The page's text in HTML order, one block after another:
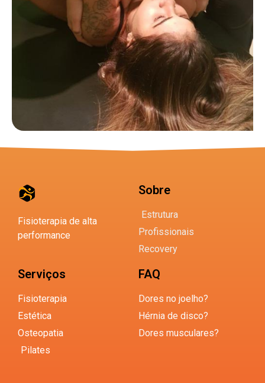
Fisioterapia de alta
performance
Sobre
Estrutura
Profissionais
Recovery
Serviços
Fisioterapia
Estética
Osteopatia
Pilates
FAQ
Dores no joelho?
Hérnia de disco?
Dores musculares?